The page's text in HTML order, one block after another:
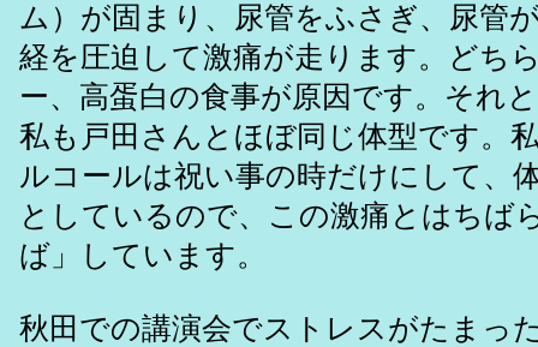
ム）が固まり、尿管をふさぎ、尿管
経を圧迫して激痛が走ります。どち
ー、高蛋白の食事が原因です。それ
私も戸田さんとほぼ同じ体型です。
ルコールは祝い事の時だけにして、
としているので、この激痛とはちば
ば」しています。
秋田での講演会でストレスがたまっ